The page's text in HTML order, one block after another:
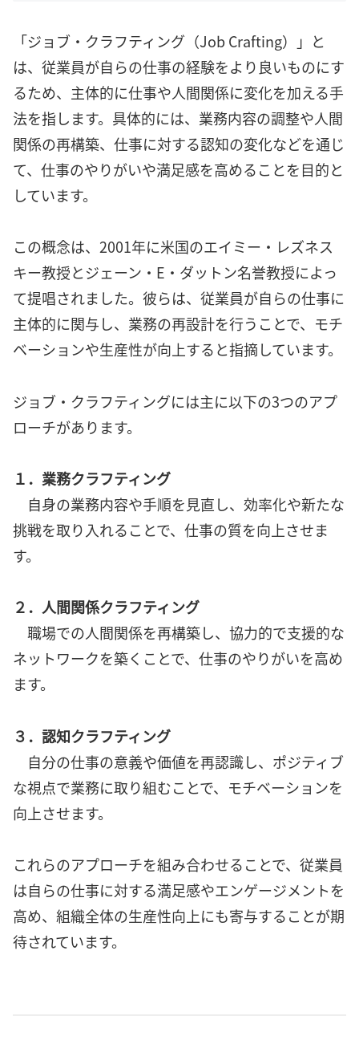
「ジョブ・クラフティング（Job Crafting）」と
は、従業員が自らの仕事の経験をより良いものにす
るため、主体的に仕事や人間関係に変化を加える手
法を指します。具体的には、業務内容の調整や人間
関係の再構築、仕事に対する認知の変化などを通じ
て、仕事のやりがいや満足感を高めることを目的と
しています。
この概念は、2001年に米国のエイミー・レズネス
キー教授とジェーン・E・ダットン名誉教授によっ
て提唱されました。彼らは、従業員が自らの仕事に
主体的に関与し、業務の再設計を行うことで、モチ
ベーションや生産性が向上すると指摘しています。
ジョブ・クラフティングには主に以下の3つのアプ
ローチがあります。
１．業務クラフティング
自身の業務内容や手順を見直し、効率化や新たな
挑戦を取り入れることで、仕事の質を向上させま
す。
２．人間関係クラフティング
職場での人間関係を再構築し、協力的で支援的な
ネットワークを築くことで、仕事のやりがいを高め
ます。
３．認知クラフティング
自分の仕事の意義や価値を再認識し、ポジティブ
な視点で業務に取り組むことで、モチベーションを
向上させます。
これらのアプローチを組み合わせることで、従業員
は自らの仕事に対する満足感やエンゲージメントを
高め、組織全体の生産性向上にも寄与することが期
待されています。